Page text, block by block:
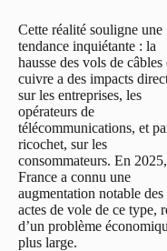
Cette réalité souligne une
tendance inquiétante : la
hausse des vols de câbles
cuivre a des impacts
sur les entreprises, les
opérateurs de
télécommunications, et
ricochet, sur les
consommateurs. En
France a connu une
augmentation notable des
actes de vole de ce type,
d’un problème
plus large.